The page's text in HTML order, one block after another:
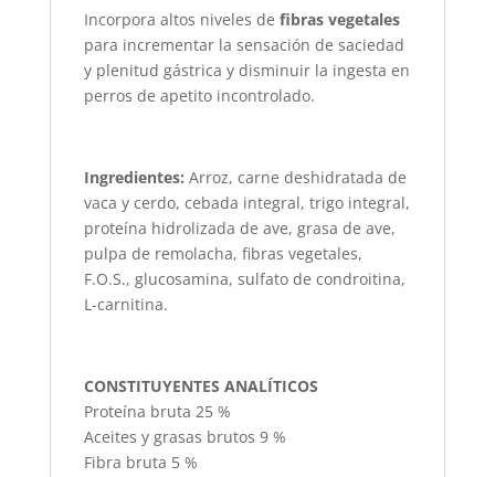
Incorpora altos niveles de fibras vegetales
para incrementar la sensación de saciedad
y plenitud gástrica y disminuir la ingesta en
perros de apetito incontrolado.
Ingredientes: Arroz, carne deshidratada de
vaca y cerdo, cebada integral, trigo integral,
proteína hidrolizada de ave, grasa de ave,
pulpa de remolacha, fibras vegetales,
F.O.S., glucosamina, sulfato de condroitina,
L-carnitina.
CONSTITUYENTES ANALÍTICOS
Proteína bruta 25 %
Aceites y grasas brutos 9 %
Fibra bruta 5 %